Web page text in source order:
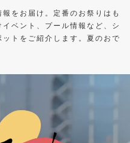
をお届け。定番のお祭りはも
ベント、プール情報など、シ
トをご紹介します。夏のおで